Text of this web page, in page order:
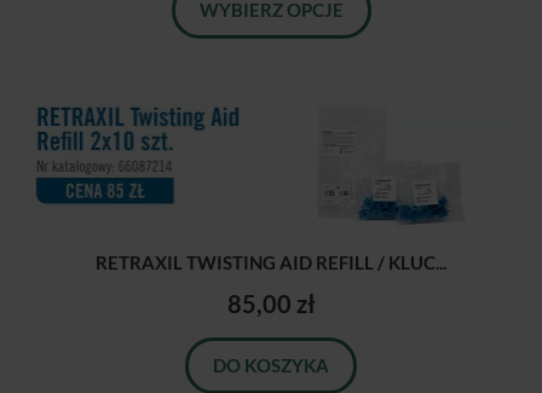
WYBIERZ OPCJE
RETRAXIL TWISTING AID REFILL / KLUC...
85,00 zł
DO KOSZYKA